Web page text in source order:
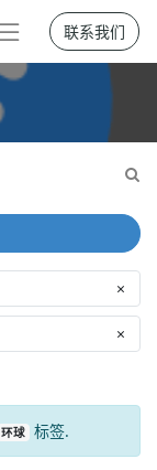
联系我们
×
×
环球 标签.